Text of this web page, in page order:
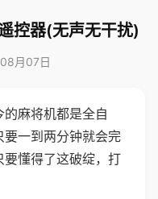
控器(无声无干扰)
月07日
麻将机都是全自
一到两分钟就会完
懂得了这破绽，打